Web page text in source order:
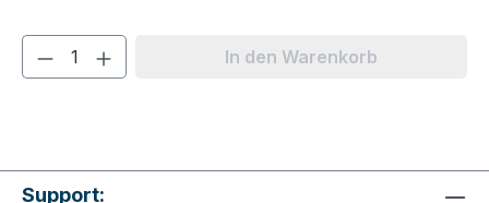
In den Warenkorb
Support: